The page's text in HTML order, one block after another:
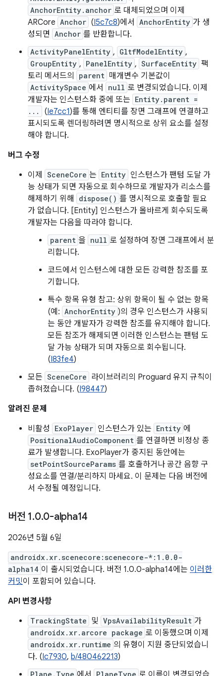
AnchorEntity.anchor 로 대체되었으며 이제
ARCore Anchor (I5c7c8)에서 AnchorEntity 가 생
성되면 Anchor 를 반환합니다.
ActivityPanelEntity , GltfModelEntity ,
GroupEntity , PanelEntity , SurfaceEntity 팩
토리 메서드의
parent 매개변수 기본값이
ActivitySpace 에서 null 로 변경되었습니다. 이제
개발자는 인스턴스화 중에 또는 Entity.parent =
...
(Ie7cc1)를 통해 엔티티를 장면 그래프에 연결하고
표시되도록 렌더링하려면 명시적으로 상위 요소를 설정
해야 합니다.
버그 수정
이제
SceneCore 는 Entity 인스턴스가 팬텀 도달 가
능 상태가 되면 자동으로 회수하므로 개발자가 리소스를
해제하기 위해
dispose() 를 명시적으로 호출할 필요
가 없습니다. [Entity] 인스턴스가 올바르게 회수되도록
개발자는 다음을 따라야 합니다.
parent 을 null 로 설정하여 장면 그래프에서 분
리합니다.
코드에서 인스턴스에 대한 모든 강력한 참조를 포
기합니다.
특수 항목 유형 참고: 상위 항목이 될 수 없는 항목
(예: AnchorEntity )의 경우 인스턴스가 사용되
는 동안 개발자가 강력한 참조를 유지해야 합니다.
모든 참조가 해제되면 이러한 인스턴스는 팬텀 도
달 가능 상태가 되며 자동으로 회수됩니다.
(I83fe4)
모든 SceneCore 라이브러리의 Proguard 유지 규칙이
좁혀졌습니다. (I98447)
알려진 문제
비활성
ExoPlayer 인스턴스가 있는 Entity 에
PositionalAudioComponent 를 연결하면 비정상 종
료가 발생합니다. ExoPlayer가 중지된 동안에는
setPointSourceParams 를 호출하거나 공간 음향 구
성요소를 연결/분리하지 마세요. 이 문제는 다음 버전에
서 수정될 예정입니다.
버전 1.0.0-alpha14
2026년 5월 6일
androidx.xr.scenecore:scenecore-*:1.0.0-
alpha14 이 출시되었습니다. 버전 1.0.0-alpha14에는 이러한
커밋이 포함되어 있습니다.
API 변경사항
TrackingState 및 VpsAvailabilityResult 가
androidx.xr.arcore package 로 이동했으며 이제
androidx.xr.runtime 의 유형이 지원 중단되었습니
다. (Ic7930, b/480462213)